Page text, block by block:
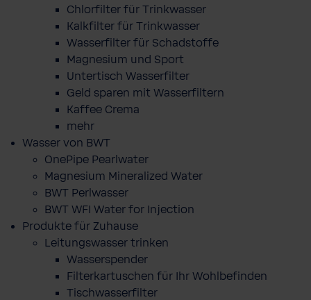
Chlorfilter für Trinkwasser
Kalkfilter für Trinkwasser
Wasserfilter für Schadstoffe
Magnesium und Sport
Untertisch Wasserfilter
Geld sparen mit Wasserfiltern
Kaffee Crema
mehr
Wasser von BWT
OnePipe Pearlwater
Magnesium Mineralized Water
BWT Perlwasser
BWT WFI Water for Injection
Produkte für Zuhause
Leitungswasser trinken
Wasserspender
Filterkartuschen für Ihr Wohlbefinden
Tischwasserfilter